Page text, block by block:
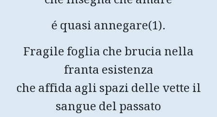
é quasi annegare(1).
Fragile foglia che brucia nella
franta esistenza
che affida agli spazi delle vette il
sangue del passato